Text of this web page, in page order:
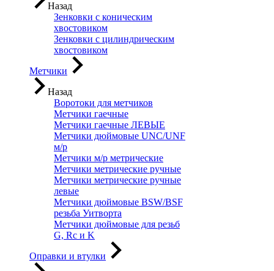
Назад
Зенковки с коническим
хвостовиком
Зенковки с цилиндрическим
хвостовиком
Метчики
Назад
Воротоки для метчиков
Метчики гаечные
Метчики гаечные ЛЕВЫЕ
Метчики дюймовые UNC/UNF
м/р
Метчики м/р метрические
Метчики метрические ручные
Метчики метрические ручные
левые
Метчики дюймовые BSW/BSF
резьба Уитворта
Метчики дюймовые для резьб
G, Rc и K
Оправки и втулки